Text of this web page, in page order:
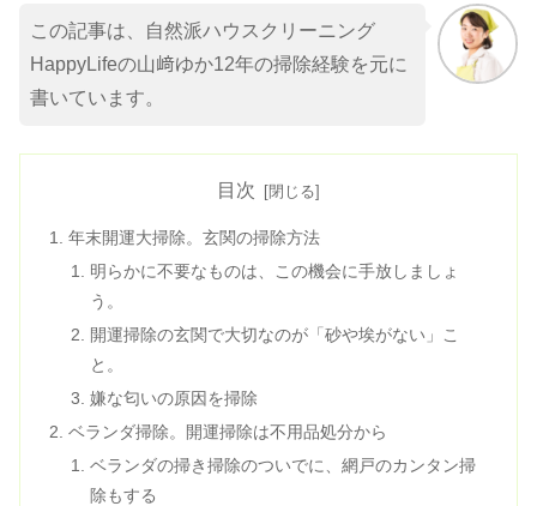
この記事は、自然派ハウスクリーニング
HappyLifeの山﨑ゆか12年の掃除経験を元に
書いています。
目次
年末開運大掃除。玄関の掃除方法
明らかに不要なものは、この機会に手放しましょ
う。
開運掃除の玄関で大切なのが「砂や埃がない」こ
と。
嫌な匂いの原因を掃除
ベランダ掃除。開運掃除は不用品処分から
ベランダの掃き掃除のついでに、網戸のカンタン掃
除もする